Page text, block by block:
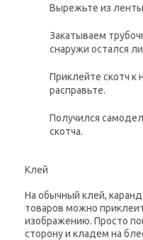
Вырежьте из
Закатываем
снаружи остался
Приклейте скотч к
расправьте.
Получился
скотча.
Клей
На обычный клей,
товаров можно
изображению. Просто
сторону и кладем на